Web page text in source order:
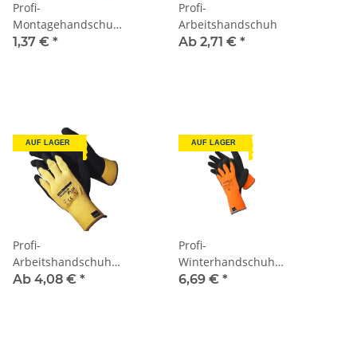
Profi-
Montagehandschuh
rot
1,37 € *
Profi-
Arbeitshandschuh
Ab 2,71 € *
AUF LAGER
Profi-
Arbeitshandschuh
PowerGrab Plus
Ab 4,08 € *
AUF LAGER
Profi-
Winterhandschuh
PowerGrab Thermo
6,69 € *